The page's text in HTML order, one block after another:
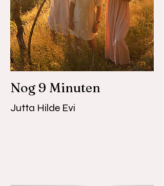
Nog 9 Minuten
Jutta Hilde Evi